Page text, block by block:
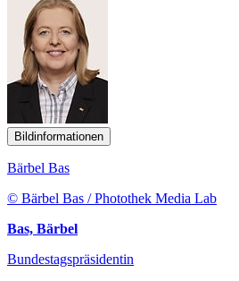
Bildinformationen
Bärbel Bas
© Bärbel Bas / Photothek Media Lab
Bas, Bärbel
Bundestagspräsidentin